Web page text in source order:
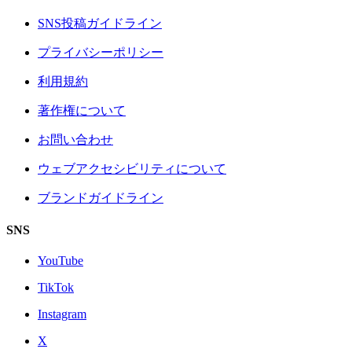
SNS投稿ガイドライン
プライバシーポリシー
利用規約
著作権について
お問い合わせ
ウェブアクセシビリティについて
ブランドガイドライン
SNS
YouTube
TikTok
Instagram
X